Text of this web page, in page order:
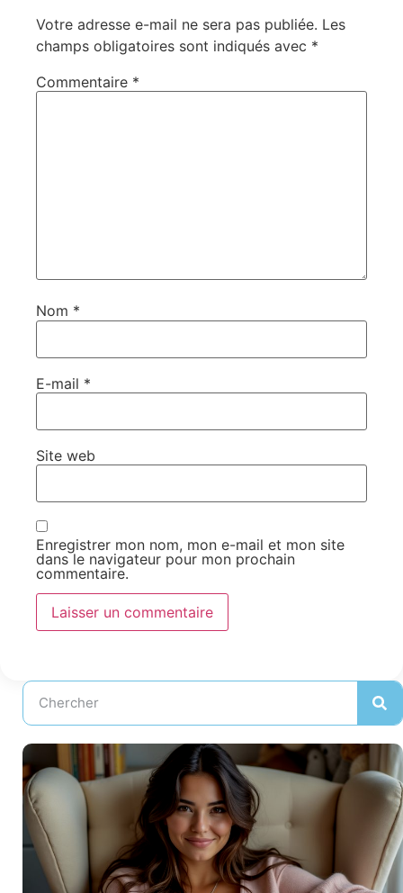
Votre adresse e-mail ne sera pas publiée. Les
champs obligatoires sont indiqués avec *
Commentaire *
Nom *
E-mail *
Site web
Enregistrer mon nom, mon e-mail et mon site
dans le navigateur pour mon prochain
commentaire.